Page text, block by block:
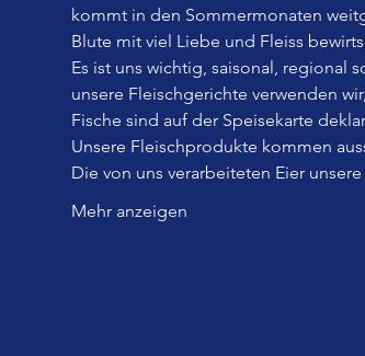
kommt in den Sommermonaten
Blute mit viel Liebe und Fleiss
Es ist uns wichtig, saisonal, regional
unsere Fleischgerichte verwenden
Fische sind auf der Speisekarte
Unsere Fleischprodukte kommen
Die von uns verarbeiteten Eier
Mehr anzeigen